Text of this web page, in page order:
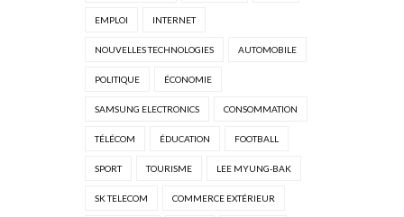
EMPLOI INTERNET
NOUVELLES TECHNOLOGIES AUTOMOBILE
POLITIQUE ÉCONOMIE
SAMSUNG ELECTRONICS CONSOMMATION
TÉLÉCOM ÉDUCATION FOOTBALL
SPORT TOURISME LEE MYUNG-BAK
SK TELECOM COMMERCE EXTÉRIEUR